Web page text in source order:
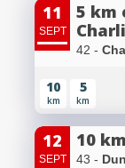
11
SEPT
5 km
42 -
10
km
5
km
12
SEPT
10
43 -